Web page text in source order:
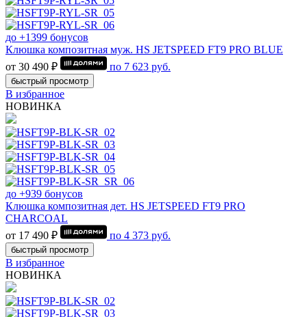
до +1399 бонусов
Клюшка композитная муж. HS JETSPEED FT9 PRO BLUE
от 30 490 ₽
по 7 623 руб.
быстрый просмотр
В избранное
НОВИНКА
до +939 бонусов
Клюшка композитная дет. HS JETSPEED FT9 PRO
CHARCOAL
от 17 490 ₽
по 4 373 руб.
быстрый просмотр
В избранное
НОВИНКА